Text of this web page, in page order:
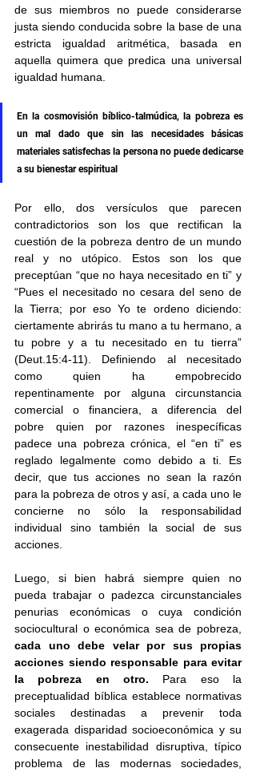
de sus miembros no puede considerarse
justa siendo conducida sobre la base de una
estricta igualdad aritmética, basada en
aquella quimera que predica una universal
igualdad humana.
En la cosmovisión bíblico-talmúdica, la pobreza es
un mal dado que sin las necesidades básicas
materiales satisfechas la persona no puede dedicarse
a su bienestar espiritual
Por ello, dos versículos que parecen
contradictorios son los que rectifican la
cuestión de la pobreza dentro de un mundo
real y no utópico. Estos son los que
preceptúan “que no haya necesitado en ti” y
“Pues el necesitado no cesara del seno de
la Tierra; por eso Yo te ordeno diciendo:
ciertamente abrirás tu mano a tu hermano, a
tu pobre y a tu necesitado en tu tierra”
(Deut.15:4-11). Definiendo al necesitado
como quien ha empobrecido
repentinamente por alguna circunstancia
comercial o financiera, a diferencia del
pobre quien por razones inespecíficas
padece una pobreza crónica, el “en ti” es
reglado legalmente como debido a ti. Es
decir, que tus acciones no sean la razón
para la pobreza de otros y así, a cada uno le
concierne no sólo la responsabilidad
individual sino también la social de sus
acciones.
Luego, si bien habrá siempre quien no
pueda trabajar o padezca circunstanciales
penurias económicas o cuya condición
sociocultural o económica sea de pobreza,
cada uno debe velar por sus propias
acciones siendo responsable para evitar
la pobreza en otro. Para eso la
preceptualidad bíblica establece normativas
sociales destinadas a prevenir toda
exagerada disparidad socioeconómica y su
consecuente inestabilidad disruptiva, típico
problema de las modernas sociedades,